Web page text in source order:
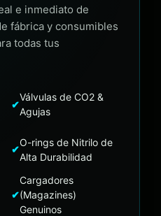
e inmediato de
fábrica y consumibles
todas tus
✔
Válvulas de CO2 &
Agujas
✔
O-rings de Nitrilo de
Alta Durabilidad
✔
Cargadores
(Magazines)
Genuinos